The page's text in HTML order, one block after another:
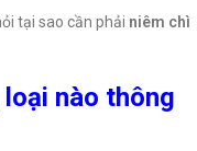
tại sao cần phải niêm chì
nào thông